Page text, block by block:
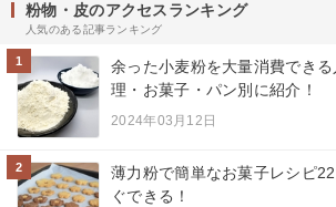
粉物・皮のアクセスランキング
人気のある記事ランキング
1
余った小麦粉を大量消費でき
理・お菓子・パン別に紹介！
2024年03月12日
2
薄力粉で簡単なお菓子レシピ
ぐできる！